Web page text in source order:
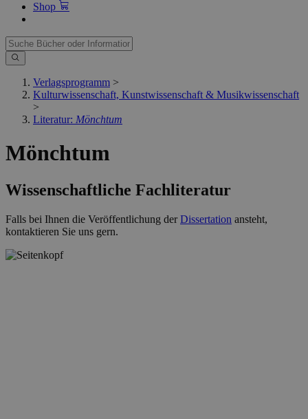
Shop
Verlagsprogramm >
Kulturwissenschaft, Kunstwissenschaft & Musikwissenschaft
>
Literatur: Mönchtum
Mönchtum
Wissenschaftliche Fachliteratur
Falls bei Ihnen die Veröffentlichung derDissertation ansteht,
kontaktieren Sie uns gern.